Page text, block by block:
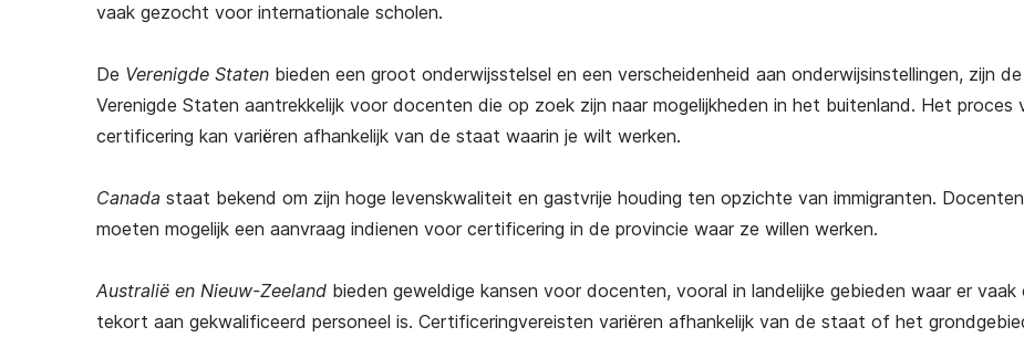
vaak gezocht voor internationale scholen.
De Verenigde Staten bieden een groot onderwijsstelsel en een verscheidenheid aan onderwijsinstellingen, zijn de
Verenigde Staten aantrekkelijk voor docenten die op zoek zijn naar mogelijkheden in het buitenland. Het proces
certificering kan variëren afhankelijk van de staat waarin je wilt werken.
Canada staat bekend om zijn hoge levenskwaliteit en gastvrije houding ten opzichte van immigranten. Docenten
moeten mogelijk een aanvraag indienen voor certificering in de provincie waar ze willen werken.
Australië en Nieuw-Zeeland bieden geweldige kansen voor docenten, vooral in landelijke gebieden waar er vaak
tekort aan gekwalificeerd personeel is. Certificeringvereisten variëren afhankelijk van de staat of het